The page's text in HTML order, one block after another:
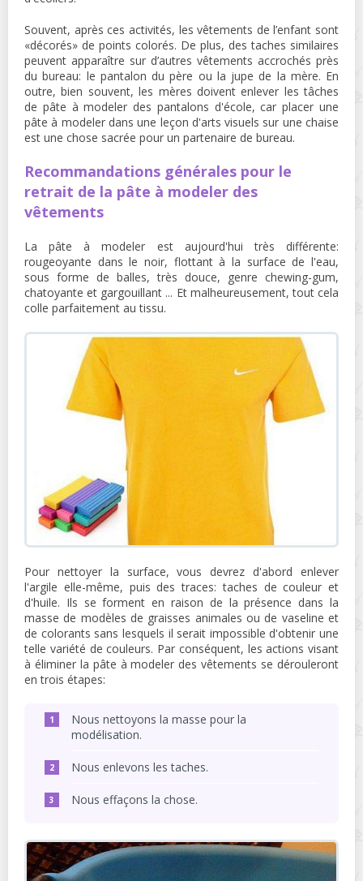
Souvent, après ces activités, les vêtements de l’enfant sont
«décorés» de points colorés. De plus, des taches similaires
peuvent apparaître sur d’autres vêtements accrochés près
du bureau: le pantalon du père ou la jupe de la mère. En
outre, bien souvent, les mères doivent enlever les tâches
de pâte à modeler des pantalons d'école, car placer une
pâte à modeler dans une leçon d'arts visuels sur une chaise
est une chose sacrée pour un partenaire de bureau.
Recommandations générales pour le
retrait de la pâte à modeler des
vêtements
La pâte à modeler est aujourd'hui très différente:
rougeoyante dans le noir, flottant à la surface de l'eau,
sous forme de balles, très douce, genre chewing-gum,
chatoyante et gargouillant ... Et malheureusement, tout cela
colle parfaitement au tissu.
Pour nettoyer la surface, vous devrez d'abord enlever
l'argile elle-même, puis des traces: taches de couleur et
d'huile. Ils se forment en raison de la présence dans la
masse de modèles de graisses animales ou de vaseline et
de colorants sans lesquels il serait impossible d'obtenir une
telle variété de couleurs. Par conséquent, les actions visant
à éliminer la pâte à modeler des vêtements se dérouleront
en trois étapes:
Nous nettoyons la masse pour la
modélisation.
Nous enlevons les taches.
Nous effaçons la chose.